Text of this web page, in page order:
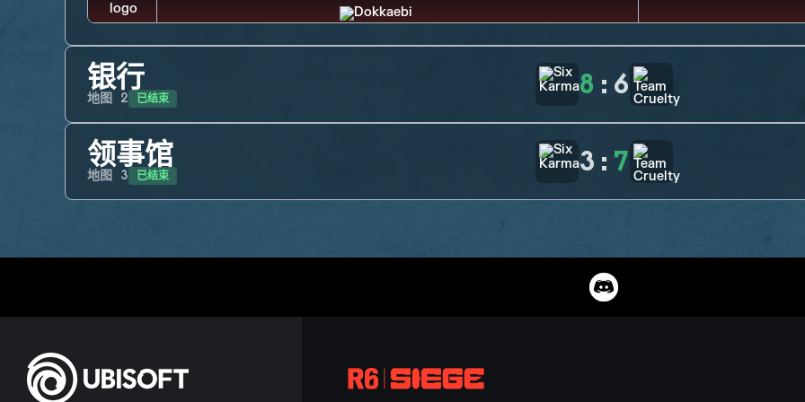
银行
地图 2 已结束 8 : 6
领事馆
地图 3 已结束 3 : 7